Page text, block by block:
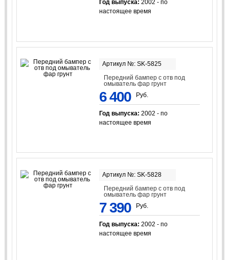
Год выпуска: 2002 - по
настоящее время
Артикул №: SK-5825
Передний бампер с отв под
омыватель фар грунт
6 400 Руб.
Год выпуска: 2002 - по
настоящее время
Артикул №: SK-5828
Передний бампер с отв под
омыватель фар грунт
7 390 Руб.
Год выпуска: 2002 - по
настоящее время